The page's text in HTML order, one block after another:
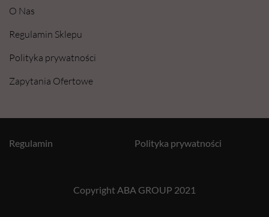
O Nas
Regulamin Sklepu
Polityka prywatności
Zapytania Ofertowe
Copyright ABA GROUP 2021
Polityka prywatności
Regulamin